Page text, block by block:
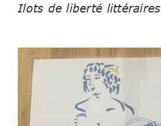
Ilots de liberté littéraires